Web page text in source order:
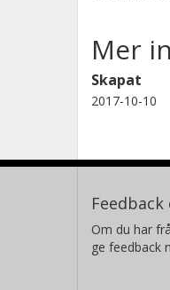
Mer
Skapat
2017-10-10
Om du har
ge feedback